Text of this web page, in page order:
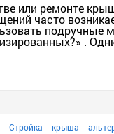
или ремонте
часто
подручные
.
Стройка крыша